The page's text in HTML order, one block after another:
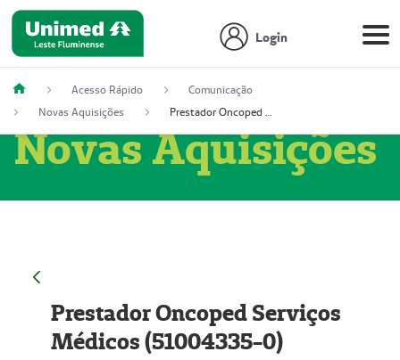
Login
Acesso Rápido
Comunicação
Novas Aquisições
Prestador Oncoped Serviços Médicos (51004335-0)
Novas Aquisições
Prestador Oncoped Serviços
Médicos (51004335-0)